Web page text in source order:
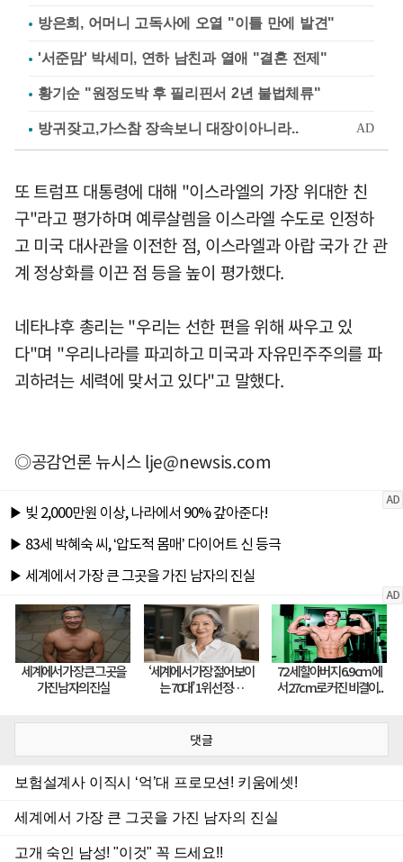
방은희, 어머니 고독사에 오열 "이틀 만에 발견"
'서준맘' 박세미, 연하 남친과 열애 "결혼 전제"
황기순 "원정도박 후 필리핀서 2년 불법체류"
또 트럼프 대통령에 대해 "이스라엘의 가장 위대한 친
구"라고 평가하며 예루살렘을 이스라엘 수도로 인정하
고 미국 대사관을 이전한 점, 이스라엘과 아랍 국가 간 관
계 정상화를 이끈 점 등을 높이 평가했다.
네타냐후 총리는 "우리는 선한 편을 위해 싸우고 있
다"며 "우리나라를 파괴하고 미국과 자유민주주의를 파
괴하려는 세력에 맞서고 있다"고 말했다.
◎공감언론 뉴시스lje@newsis.com
댓글